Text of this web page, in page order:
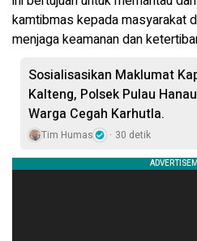
kamtibmas kepada masyarakat
menjaga keamanan dan
Sosialisasikan Maklumat
Kalteng, Polsek Pulau
Warga Cegah Karhutla.
Tim Humas 30 detik